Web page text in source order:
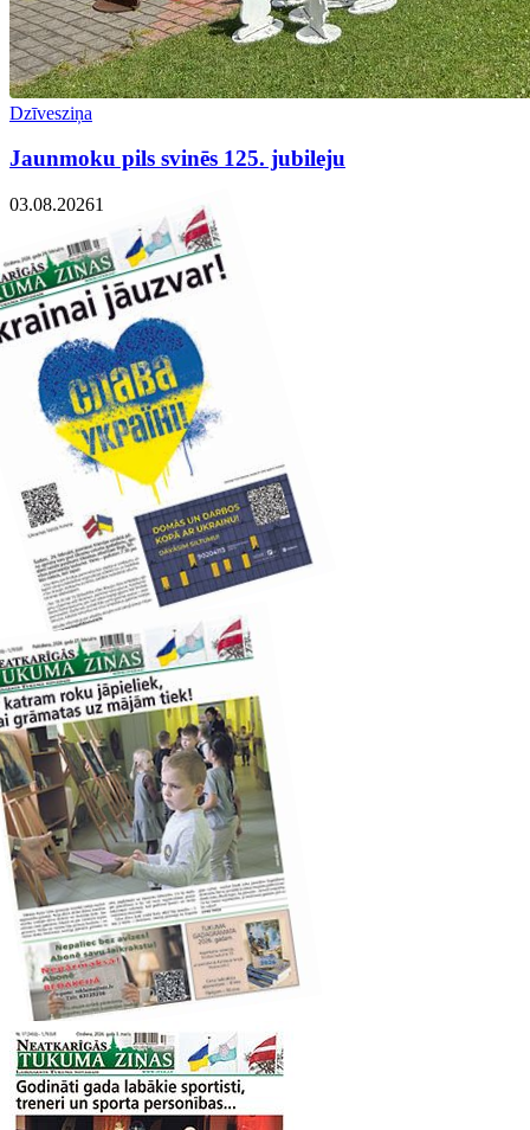
Dzīvesziņa
Jaunmoku pils svinēs 125. jubileju
03.08.20261